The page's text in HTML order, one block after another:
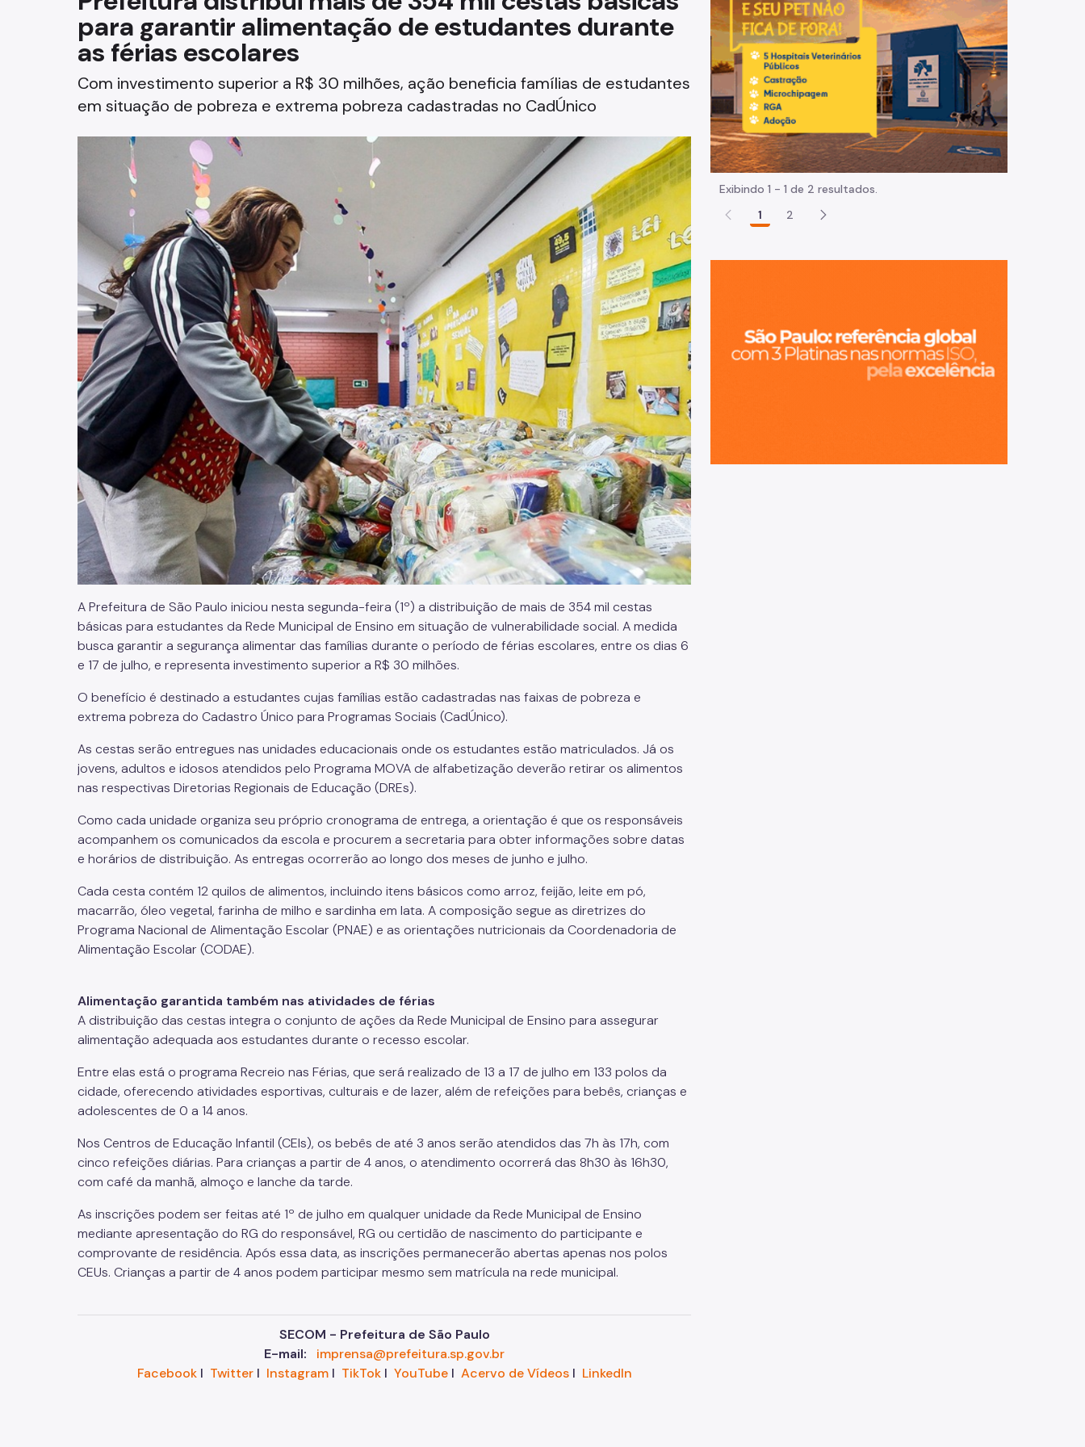
Fazenda
Funerários e Cemiteriais
Mobilidade Urbana e Transporte
Rua e Bairro
Saúde e Bem-estar
Segurança
Trabalho
Impostos e Taxas
Licitações e Fornecedores
Nota do Milhão
Programas e Benefícios
Normas e procedimentos
para garantir alimentação de estudantes durante
as férias escolares
Com investimento superior a R$ 30 milhões, ação beneficia famílias de estudantes
em situação de pobreza e extrema pobreza cadastradas no CadÚnico
A Prefeitura de São Paulo iniciou nesta segunda-feira (1º) a distribuição de mais de 354 mil cestas
básicas para estudantes da Rede Municipal de Ensino em situação de vulnerabilidade social. A medida
busca garantir a segurança alimentar das famílias durante o período de férias escolares, entre os dias 6
e 17 de julho, e representa investimento superior a R$ 30 milhões.
O benefício é destinado a estudantes cujas famílias estão cadastradas nas faixas de pobreza e
extrema pobreza do Cadastro Único para Programas Sociais (CadÚnico).
As cestas serão entregues nas unidades educacionais onde os estudantes estão matriculados. Já os
jovens, adultos e idosos atendidos pelo Programa MOVA de alfabetização deverão retirar os alimentos
nas respectivas Diretorias Regionais de Educação (DREs).
Como cada unidade organiza seu próprio cronograma de entrega, a orientação é que os responsáveis
acompanhem os comunicados da escola e procurem a secretaria para obter informações sobre datas
e horários de distribuição. As entregas ocorrerão ao longo dos meses de junho e julho.
Cada cesta contém 12 quilos de alimentos, incluindo itens básicos como arroz, feijão, leite em pó,
macarrão, óleo vegetal, farinha de milho e sardinha em lata. A composição segue as diretrizes do
Programa Nacional de Alimentação Escolar (PNAE) e as orientações nutricionais da Coordenadoria de
Alimentação Escolar (CODAE).
Alimentação garantida também nas atividades de férias
A distribuição das cestas integra o conjunto de ações da Rede Municipal de Ensino para assegurar
alimentação adequada aos estudantes durante o recesso escolar.
Entre elas está o programa Recreio nas Férias, que será realizado de 13 a 17 de julho em 133 polos da
cidade, oferecendo atividades esportivas, culturais e de lazer, além de refeições para bebês, crianças e
adolescentes de 0 a 14 anos.
Nos Centros de Educação Infantil (CEIs), os bebês de até 3 anos serão atendidos das 7h às 17h, com
cinco refeições diárias. Para crianças a partir de 4 anos, o atendimento ocorrerá das 8h30 às 16h30,
com café da manhã, almoço e lanche da tarde.
As inscrições podem ser feitas até 1º de julho em qualquer unidade da Rede Municipal de Ensino
mediante apresentação do RG do responsável, RG ou certidão de nascimento do participante e
comprovante de residência. Após essa data, as inscrições permanecerão abertas apenas nos polos
CEUs. Crianças a partir de 4 anos podem participar mesmo sem matrícula na rede municipal.
SECOM - Prefeitura de São Paulo
E-mail:
imprensa@prefeitura.sp.gov.br
FacebookI TwitterI InstagramI TikTokI YouTubeI Acervo de VídeosI LinkedIn
Exibindo 1 - 1 de 2 resultados.
1
2